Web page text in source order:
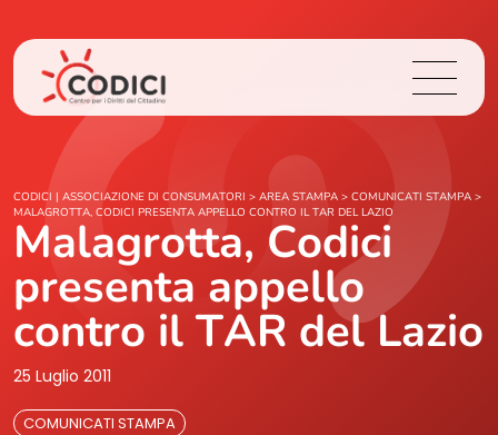
Chi Siamo
Cosa Facciamo
Area Stampa
CODICI | ASSOCIAZIONE DI CONSUMATORI > AREA STAMPA > COMUNICATI STAMPA >
MALAGROTTA, CODICI PRESENTA APPELLO CONTRO IL TAR DEL LAZIO
Malagrotta, Codici
presenta appello
contro il TAR del Lazio
25 Luglio 2011
COMUNICATI STAMPA